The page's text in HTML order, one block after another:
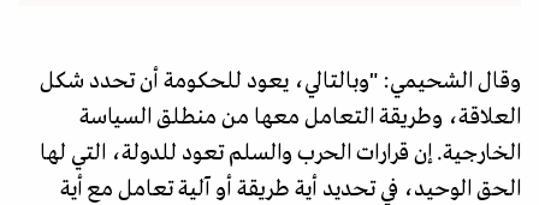
وقال الشحيمي: "وبالتالي، يعود للحكومة أن تحدد شكل
العلاقة، وطريقة التعامل معها من منطلق السياسة
الخارجية. إن قرارات الحرب والسلم تعود للدولة، التي لها
الحق الوحيد، في تحديد أية طريقة أو آلية تعامل مع أية